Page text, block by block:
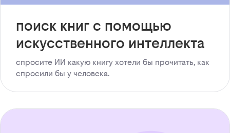
поиск книг с помощью
искусственного интеллекта
спросите ИИ какую книгу хотели бы прочитать, как
спросили бы у человека.